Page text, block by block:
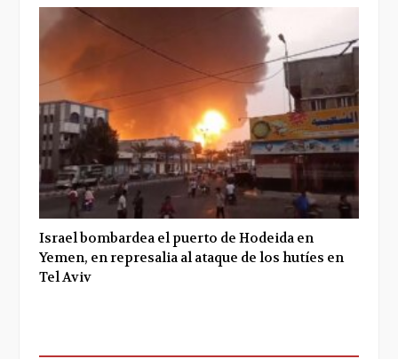
Israel bombardea el puerto de Hodeida en
Yemen, en represalia al ataque de los hutíes en
Tel Aviv